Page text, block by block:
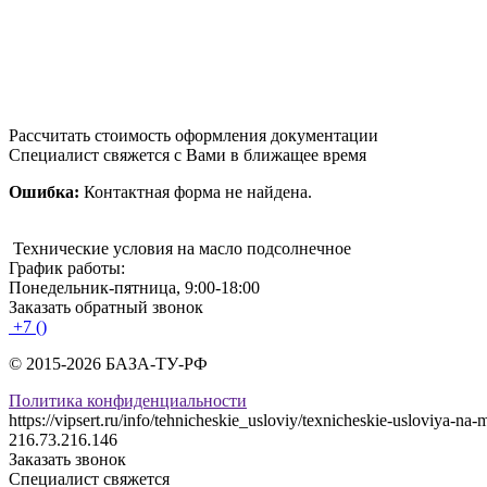
Рассчитать стоимость оформления документации
Специалист свяжется с Вами в ближащее время
Ошибка: Контактная форма не найдена.
Технические условия на масло подсолнечное
График работы:
Понедельник-пятница, 9:00-18:00
Заказать обратный звонок
+7 ()
© 2015-2026 БАЗА-ТУ-РФ
Политика конфиденциальности
https://vipsert.ru/info/tehnicheskie_usloviy/texnicheskie-usloviya-na-
216.73.216.146
Заказать звонок
Специалист свяжется